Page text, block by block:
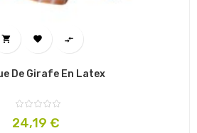
  
De Girafe En Latex
Prix
24,19 €